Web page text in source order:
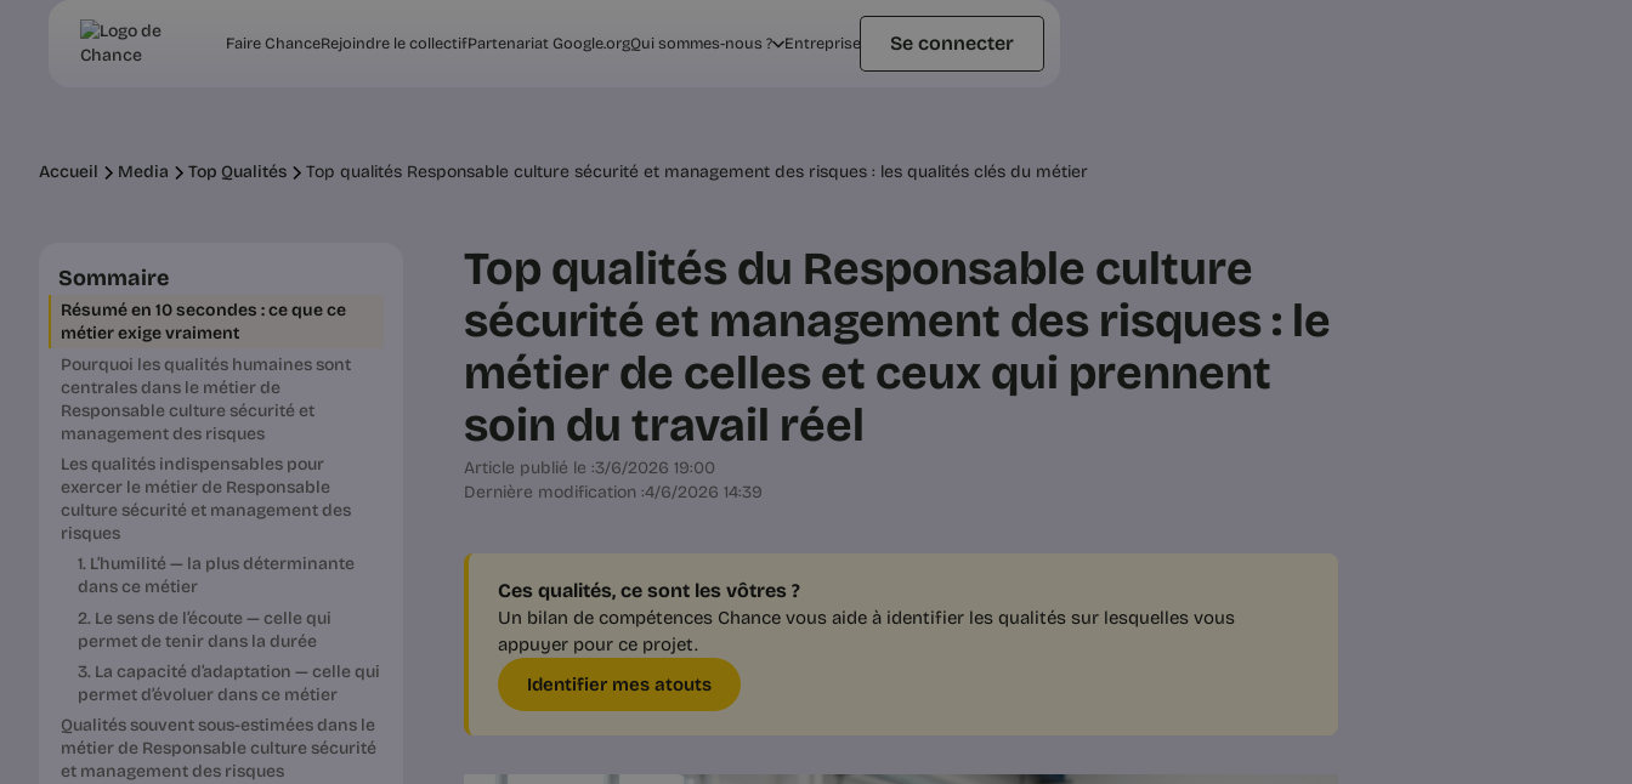
Faire ChanceRejoindre le collectifPartenariat Google.orgQui sommes-nous ? Entreprise Se connecter
Accueil Media Top Qualités Top qualités Responsable culture sécurité et management des risques : les qualités clés du métier
Sommaire
Résumé en 10 secondes : ce que ce
métier exige vraiment
Pourquoi les qualités humaines sont
centrales dans le métier de
Responsable culture sécurité et
management des risques
Les qualités indispensables pour
exercer le métier de Responsable
culture sécurité et management des
risques
1. L’humilité — la plus déterminante
dans ce métier
2. Le sens de l’écoute — celle qui
permet de tenir dans la durée
3. La capacité d’adaptation — celle qui
permet d’évoluer dans ce métier
Qualités souvent sous-estimées dans le
métier de Responsable culture sécurité
et management des risques
Top qualités du Responsable culture
sécurité et management des risques : le
métier de celles et ceux qui prennent
soin du travail réel
Article publié le :3/6/2026 19:00
Dernière modification :4/6/2026 14:39
Ces qualités, ce sont les vôtres ?
Un bilan de compétences Chance vous aide à identifier les qualités sur lesquelles vous
appuyer pour ce projet.
Identifier mes atouts